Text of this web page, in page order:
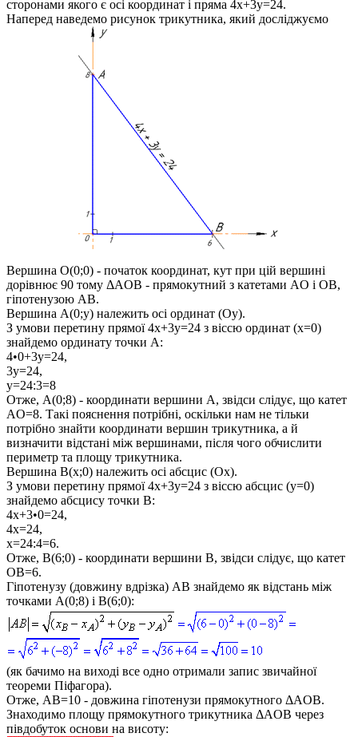
сторонами якого є осі координат і пряма 4x+3y=24.
Наперед наведемо рисунок трикутника, який досліджуємо
Вершина O(0;0) - початок координат, кут при цій вершині
дорівнює 90 тому ΔAOB - прямокутний з катетами AO і OB,
гіпотенузою AB.
Вершина A(0;y) належить осі ординат (Oy).
З умови перетину прямої4x+3y=24 з віссю ординат (x=0)
знайдемо ординату точки A:
4•0+3y=24,
3y=24,
y=24:3=8
Отже, A(0;8) - координати вершини A, звідси слідує, що катет
AO=8. Такі пояснення потрібні, оскільки нам не тільки
потрібно знайти координати вершин трикутника, а й
визначити відстані між вершинами, після чого обчислити
периметр та площу трикутника.
Вершина B(x;0) належить осі абсцис (Ox).
З умови перетину прямої4x+3y=24 з віссю абсцис (y=0)
знайдемо абсцису точки B:
4x+3•0=24,
4x=24,
x=24:4=6.
Отже, B(6;0) - координати вершини B, звідси слідує, що катет
OB=6.
Гіпотенузу (довжину вдрізка) AB знайдемо як відстань між
точками A(0;8) і B(6;0):
(як бачимо на виході все одно отримали запис звичайної
теореми Піфагора).
Отже, AB=10 - довжина гіпотенузи прямокутного ΔAOB.
Знаходимо площу прямокутного трикутника ΔAOB через
півдобуток основи на висоту: